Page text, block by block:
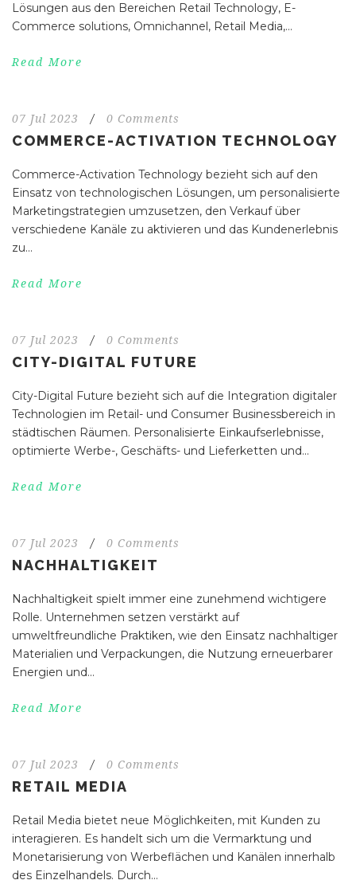
Lösungen aus den Bereichen Retail Technology, E-
Commerce solutions, Omnichannel, Retail Media,...
Read More
07 Jul 2023 / 0 Comments
COMMERCE-ACTIVATION TECHNOLOGY
Commerce-Activation Technology bezieht sich auf den
Einsatz von technologischen Lösungen, um personalisierte
Marketingstrategien umzusetzen, den Verkauf über
verschiedene Kanäle zu aktivieren und das Kundenerlebnis
zu...
Read More
07 Jul 2023 / 0 Comments
CITY-DIGITAL FUTURE
City-Digital Future bezieht sich auf die Integration digitaler
Technologien im Retail- und Consumer Businessbereich in
städtischen Räumen. Personalisierte Einkaufserlebnisse,
optimierte Werbe-, Geschäfts- und Lieferketten und...
Read More
07 Jul 2023 / 0 Comments
NACHHALTIGKEIT
Nachhaltigkeit spielt immer eine zunehmend wichtigere
Rolle. Unternehmen setzen verstärkt auf
umweltfreundliche Praktiken, wie den Einsatz nachhaltiger
Materialien und Verpackungen, die Nutzung erneuerbarer
Energien und...
Read More
07 Jul 2023 / 0 Comments
RETAIL MEDIA
Retail Media bietet neue Möglichkeiten, mit Kunden zu
interagieren. Es handelt sich um die Vermarktung und
Monetarisierung von Werbeflächen und Kanälen innerhalb
des Einzelhandels. Durch...